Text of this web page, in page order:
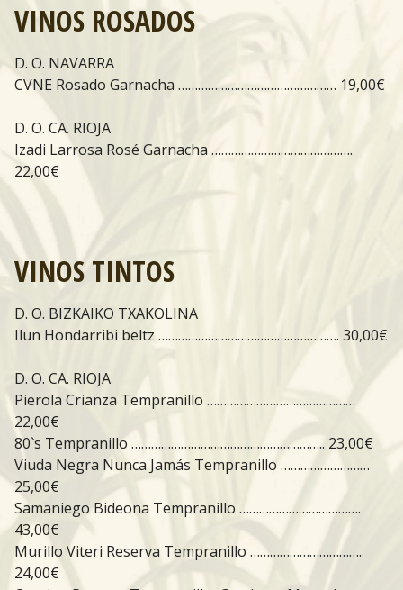
VINOS ROSADOS
D. O. NAVARRA
CVNE Rosado Garnacha ………………………………………… 19,00€
D. O. CA. RIOJA
Izadi Larrosa Rosé Garnacha …………………………………….
22,00€
VINOS TINTOS
D. O. BIZKAIKO TXAKOLINA
Ilun Hondarribi beltz ………………………………………………. 30,00€
D. O. CA. RIOJA
Pierola Crianza Tempranillo ………………………………………
22,00€
80`s Tempranillo ………………………………………………….. 23,00€
Viuda Negra Nunca Jamás Tempranillo ………………………
25,00€
Samaniego Bideona Tempranillo ……………………………….
43,00€
Murillo Viteri Reserva Tempranillo …………………………….
24,00€